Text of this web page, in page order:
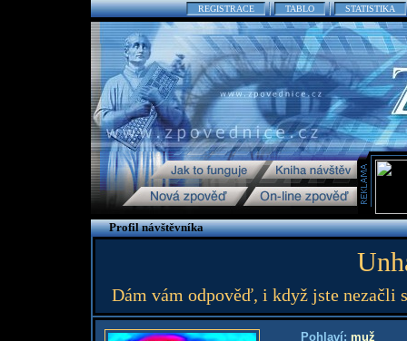
REGISTRACE TABLO STATISTIKA
Profil návštěvníka
Dám vám odpověď, i když jste nezačli
Pohlaví: muž